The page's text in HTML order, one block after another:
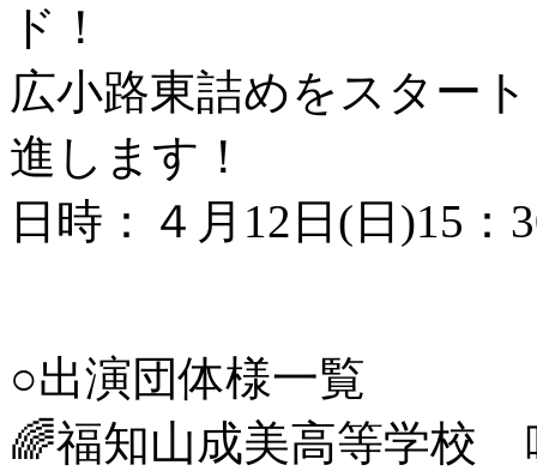
ド！
広小路東詰めをスター
進します！
日時：４月12日(日)15：
○出演団体様一覧
🌈福知山成美高等学校